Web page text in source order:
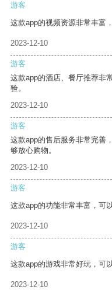
游客
这款app的视频资源非常丰富
2023-12-10
游客
这款app的酒店、餐厅推荐非
验。
2023-12-10
游客
这款app的售后服务非常完善
够放心购物。
2023-12-10
游客
这款app的功能非常丰富，可
2023-12-10
游客
这款app的游戏非常好玩，可
2023-12-10